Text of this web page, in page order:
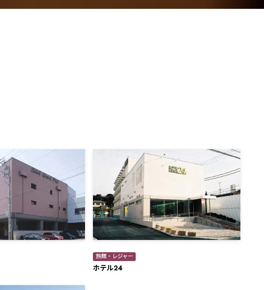
旅館・レジャー
ホテル24